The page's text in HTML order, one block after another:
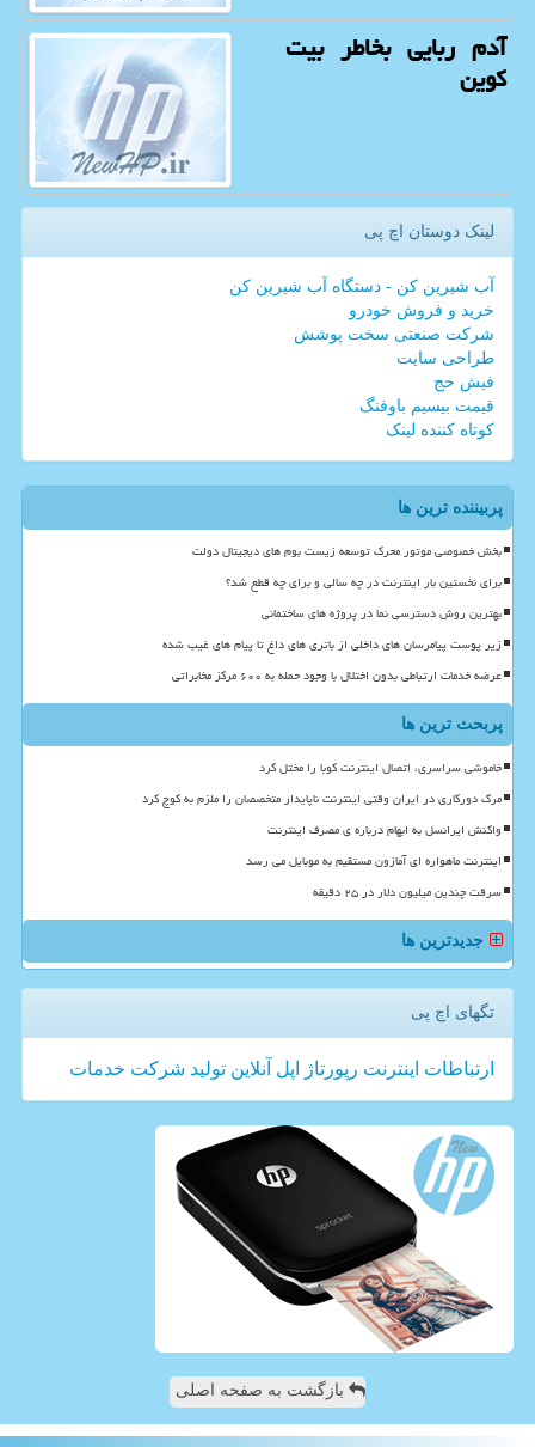
آدم ربایی بخاطر بیت
كوین
لینک دوستان اچ پی
آب شیرین کن - دستگاه آب شیرین کن
خرید و فروش خودرو
شرکت صنعتی سخت پوشش
طراحی سایت
فیش حج
قیمت بیسیم باوفنگ
کوتاه کننده لینک
پربیننده ترین ها
بخش خصوصی موتور محرک توسعه زیست بوم های دیجیتال دولت
برای نخستین بار اینترنت در چه سالی و برای چه قطع شد؟
بهترین روش دسترسی نما در پروژه های ساختمانی
زیر پوست پیامرسان های داخلی از باتری های داغ تا پیام های غیب شده
عرضه خدمات ارتباطی بدون اختلال با وجود حمله به ۶۰۰ مرکز مخابراتی
پربحث ترین ها
خاموشی سراسری، اتصال اینترنت کوبا را مختل کرد
مرگ دورکاری در ایران وقتی اینترنت ناپایدار متخصصان را ملزم به کوچ کرد
واکنش ایرانسل به ابهام درباره ی مصرف اینترنت
اینترنت ماهواره ای آمازون مستقیم به موبایل می رسد
سرقت چندین میلیون دلار در ۲۵ دقیقه
جدیدترین ها
تگهای اچ پی
ارتباطات اینترنت رپورتاژ اپل آنلاین تولید شركت خدمات
بازگشت به صفحه اصلی